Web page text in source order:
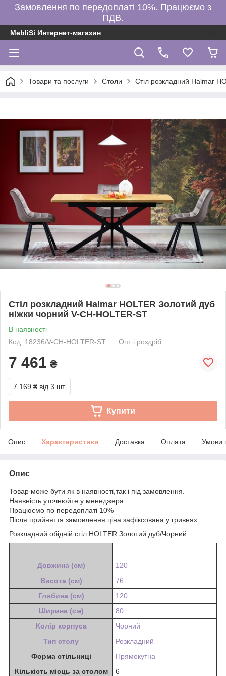
Замовлення по передоплаті 10%. Працюємо з
ПДВ.
MebliSi Интернет-магазин
Товари та послуги Столи Стіл розкладний Halmar
Стіл розкладний Halmar HOLTER Золотий дуб
ніжки чорний V-CH-HOLTER-ST
В наявності
Код: 18236/V-CH-HOLTER-ST
Опт і роздріб
7 461 ₴
7 169 ₴ від 3 шт.
Купити
Опис Характеристики Доставка Оплата Умови
Опис
Товар може бути як в наявності,так і під замовлення.
Наявність уточнюйте у менеджера.
Працюємо по передоплаті 10%
Після прийняття замовлення ціна зафіксована у гривнях.
Розкладний обідній стіл HOLTER Золотий дуб/Чорний
Довжина (см)
120
Висота (см)
76
Глибина (см)
120
Ширина (см)
80
Колір корпуса
Чорний
Тип столу
Розкладний
Форма стільниці
Прямокутна
Кількість місць за столом
6